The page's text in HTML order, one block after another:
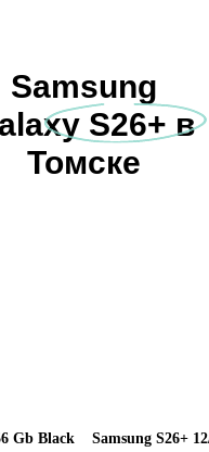
Samsung
S26+ в
Томске
Gb Black Samsung S26+